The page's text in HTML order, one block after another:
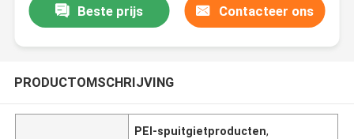
Beste prijs Contacteer ons
PRODUCTOMSCHRIJVING
PEI-spuitgietproducten,